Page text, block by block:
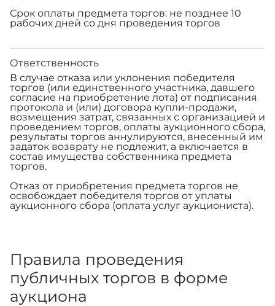
Срок оплаты предмета торгов: не позднее 10
рабочих дней со дня проведения торгов
Ответственность
В случае отказа или уклонения победителя
торгов (или единственного участника, давшего
согласие на приобретение лота) от подписания
протокола и (или) договора купли-продажи,
возмещения затрат, связанных с организацией и
проведением торгов, оплаты аукционного сбора,
результаты торгов аннулируются, внесенный им
задаток возврату не подлежит, а включается в
состав имущества собственника предмета
торгов.
Отказ от приобретения предмета торгов не
освобождает победителя торгов от уплаты
аукционного сбора (оплата услуг аукциониста).
Правила проведения
публичных торгов в форме
аукциона